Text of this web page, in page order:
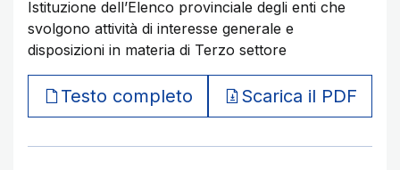
Istituzione dell’Elenco provinciale degli enti che
svolgono attività di interesse generale e
disposizioni in materia di Terzo settore
Testo completo Scarica il PDF